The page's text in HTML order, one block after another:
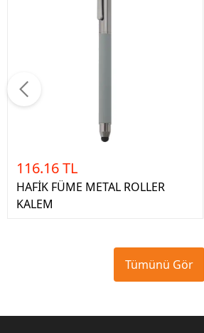
116.16 TL
HAFİK FÜME METAL ROLLER
KALEM
Tümünü Gör